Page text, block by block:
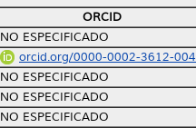
ORCID
NO ESPECIFICADO
orcid.org/0000-0002-3612-
NO ESPECIFICADO
NO ESPECIFICADO
NO ESPECIFICADO